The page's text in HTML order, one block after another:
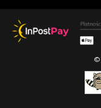
dodatki
gry fabularne
gry planszowe
rozszerzenia gier
©